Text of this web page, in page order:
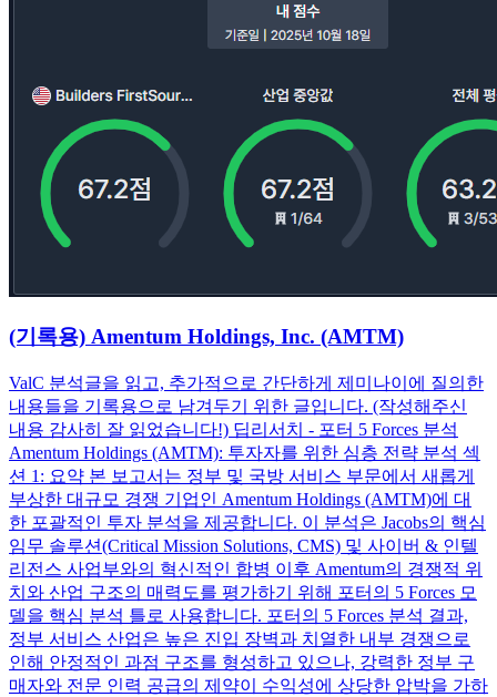
(기록용) Amentum Holdings, Inc. (AMTM)
ValC 분석글을 읽고, 추가적으로 간단하게 제미나이에 질의한
내용들을 기록용으로 남겨두기 위한 글입니다. (작성해주신
내용 감사히 잘 읽었습니다!) 딥리서치 - 포터 5 Forces 분석
Amentum Holdings (AMTM): 투자자를 위한 심층 전략 분석 섹
션 1: 요약 본 보고서는 정부 및 국방 서비스 부문에서 새롭게
부상한 대규모 경쟁 기업인 Amentum Holdings (AMTM)에 대
한 포괄적인 투자 분석을 제공합니다. 이 분석은 Jacobs의 핵심
임무 솔루션(Critical Mission Solutions, CMS) 및 사이버 & 인텔
리전스 사업부와의 혁신적인 합병 이후 Amentum의 경쟁적 위
치와 산업 구조의 매력도를 평가하기 위해 포터의 5 Forces 모
델을 핵심 분석 틀로 사용합니다. 포터의 5 Forces 분석 결과,
정부 서비스 산업은 높은 진입 장벽과 치열한 내부 경쟁으로
인해 안정적인 과점 구조를 형성하고 있으나, 강력한 정부 구
매자와 전문 인력 공급의 제약이 수익성에 상당한 압박을 가하